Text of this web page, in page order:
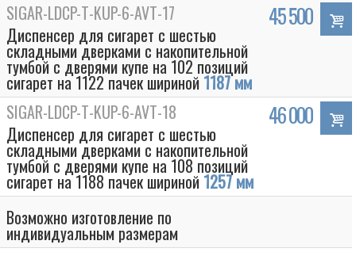
SIGAR-LDCP-T-KUP-6-AVT-17
Диспенсер для сигарет с шестью
складными дверками с накопительной
тумбой с дверями купе на 102 позиций
сигарет на 1122 пачек шириной 1187 мм
45 500
SIGAR-LDCP-T-KUP-6-AVT-18
Диспенсер для сигарет с шестью
складными дверками с накопительной
тумбой с дверями купе на 108 позиций
сигарет на 1188 пачек шириной 1257 мм
46 000
Возможно изготовление по
индивидуальным размерам